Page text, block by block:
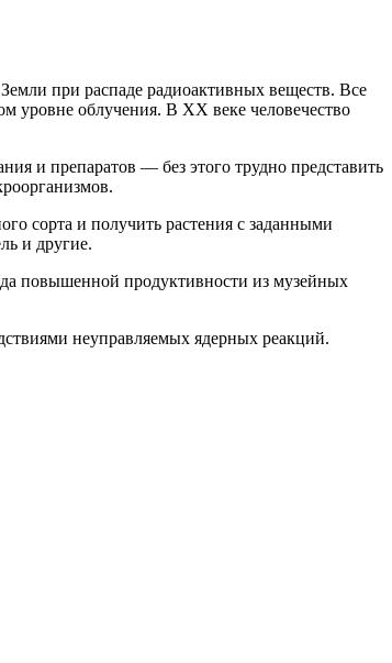
при распаде радиоактивных веществ. Все
уровне облучения. В ХХ веке человечество
и препаратов — без этого трудно представить
сорта и получить растения с заданными
и другие.
повышенной продуктивности из музейных
неуправляемых ядерных реакций.